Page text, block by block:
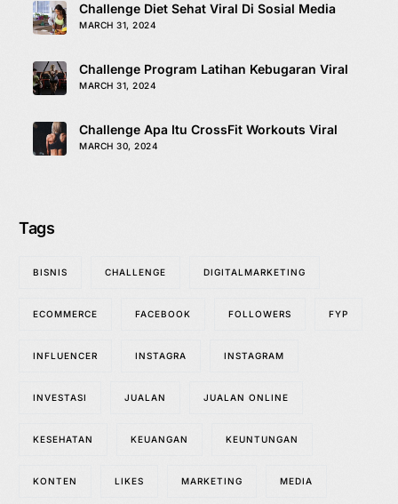
Challenge Diet Sehat Viral Di Sosial Media
MARCH 31, 2024
Challenge Program Latihan Kebugaran Viral
MARCH 31, 2024
Challenge Apa Itu CrossFit Workouts Viral
MARCH 30, 2024
Tags
BISNIS CHALLENGE DIGITALMARKETING
ECOMMERCE FACEBOOK FOLLOWERS FYP
INFLUENCER INSTAGRA INSTAGRAM
INVESTASI JUALAN JUALAN ONLINE
KESEHATAN KEUANGAN KEUNTUNGAN
KONTEN LIKES MARKETING MEDIA